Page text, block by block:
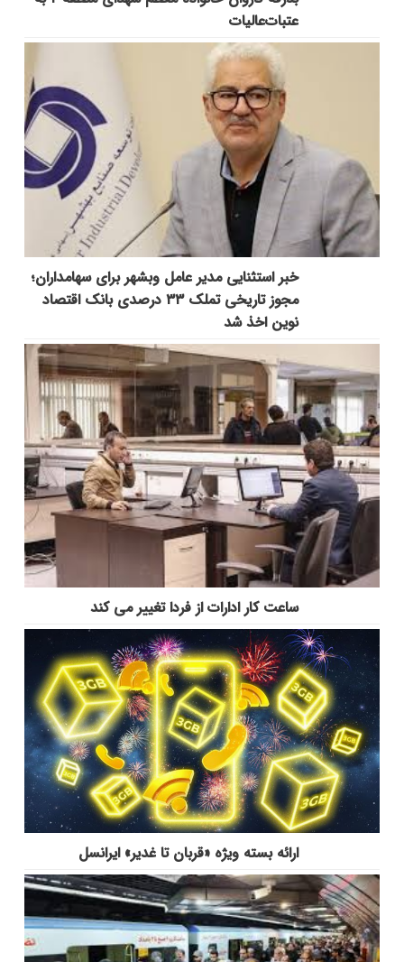
عتبات‌عالیات
خبر استثنایی مدیر عامل وبشهر برای سهامداران؛
مجوز تاریخی تملک ۳۳ درصدی بانک اقتصاد
نوین اخذ شد
ساعت کار ادارات از فردا تغییر می کند
ارائه بسته ویژه «قربان تا غدیر» ایرانسل